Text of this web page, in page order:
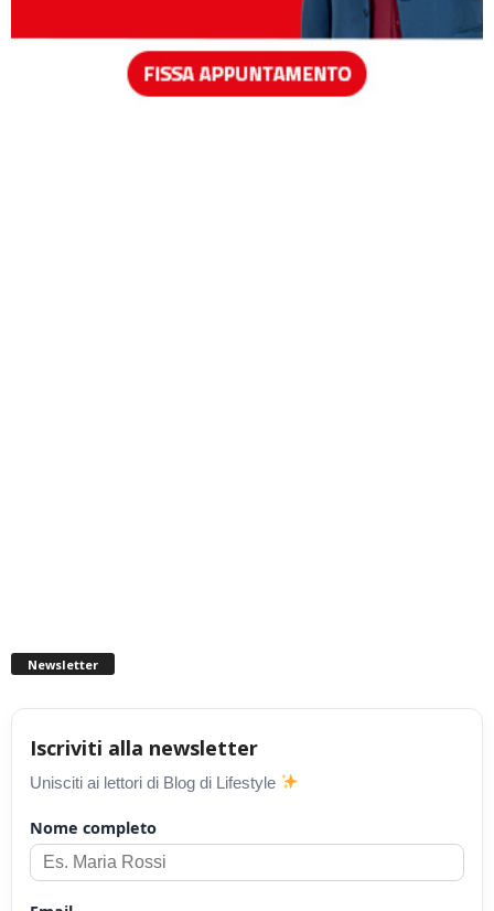
Newsletter
Iscriviti alla newsletter
Unisciti ai lettori di Blog di Lifestyle
Nome completo